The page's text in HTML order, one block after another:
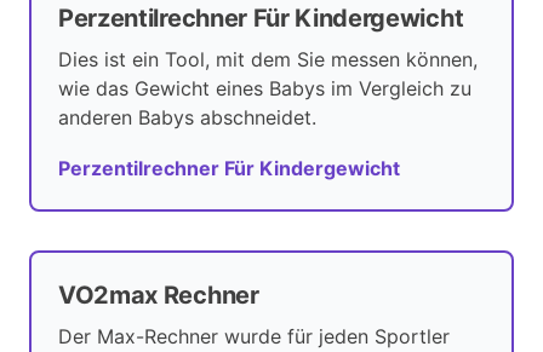
Perzentilrechner Für Kindergewicht
Dies ist ein Tool, mit dem Sie messen können,
wie das Gewicht eines Babys im Vergleich zu
anderen Babys abschneidet.
Perzentilrechner Für Kindergewicht
VO2max Rechner
Der Max-Rechner wurde für jeden Sportler